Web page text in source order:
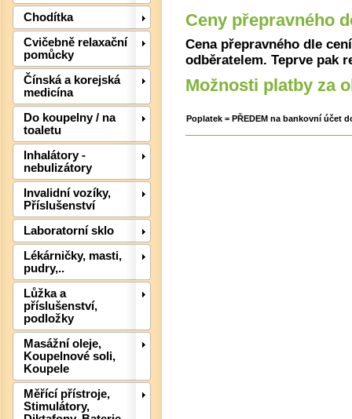
Chodítka
Cvičebně relaxační
pomůcky
Čínská a korejská
medicína
Do koupelny / na
toaletu
Inhalátory -
nebulizátory
Invalidní vozíky,
Příslušenství
Laboratorní sklo
Lékárničky, masti,
pudry,..
Lůžka a
příslušenství,
podložky
Masážní oleje,
Koupelnové soli,
Koupele
Měřící přístroje,
Stimulátory,
Ceny přepravného
Cena přepravného dle
odběratelem. Teprve pak
Možnosti platby za
Poplatek = PŘEDEM na bankovní účet